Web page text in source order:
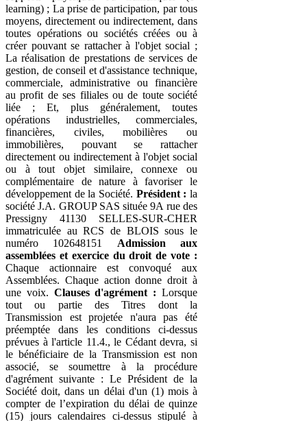
learning) ; La prise de participation, par tous
moyens, directement ou indirectement, dans
toutes opérations ou sociétés créées ou à
créer pouvant se rattacher à l'objet social ;
La réalisation de prestations de services de
gestion, de conseil et d'assistance technique,
commerciale, administrative ou financière
au profit de ses filiales ou de toute société
liée ; Et, plus généralement, toutes
opérations industrielles, commerciales,
financières, civiles, mobilières ou
immobilières, pouvant se rattacher
directement ou indirectement à l'objet social
ou à tout objet similaire, connexe ou
complémentaire de nature à favoriser le
développement de la Société. Président : la
société J.A. GROUP SAS située 9A rue des
Pressigny 41130 SELLES-SUR-CHER
immatriculée au RCS de BLOIS sous le
numéro 102648151 Admission aux
assemblées et exercice du droit de vote :
Chaque actionnaire est convoqué aux
Assemblées. Chaque action donne droit à
une voix. Clauses d'agrément : Lorsque
tout ou partie des Titres dont la
Transmission est projetée n'aura pas été
préemptée dans les conditions ci-dessus
prévues à l'article 11.4., le Cédant devra, si
le bénéficiaire de la Transmission est non
associé, se soumettre à la procédure
d'agrément suivante : Le Président de la
Société doit, dans un délai d'un (1) mois à
compter de l’expiration du délai de quinze
(15) jours calendaires ci-dessus stipulé à